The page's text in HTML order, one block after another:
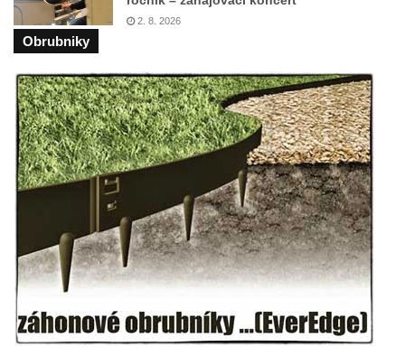
Budějovicích
Socha svatého Vincence Ferrerského na
nádvoří kláštera dominikánů v Českých
Budějovicích
Socha svatého Zachariáše na nádvoří
kláštera dominikánů v Českých
Budějovicích
Socha svatého Josefa na nádvoří kláštera
dominikánů v Českých Budějovicích
Socha svaté Anny na nádvoří kláštera
dominikánů v Českých Budějovicích
Socha svatého Dominika na nádvoří
kláštera dominikánů v Českých
Budějovicích
2. 8. 2026
Obrubniky